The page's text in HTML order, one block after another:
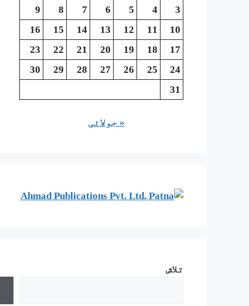
3
4
5
6
7
8
9
10
11
12
13
14
15
16
17
18
19
20
21
22
23
24
25
26
27
28
29
30
31
« جولائی
تلاش